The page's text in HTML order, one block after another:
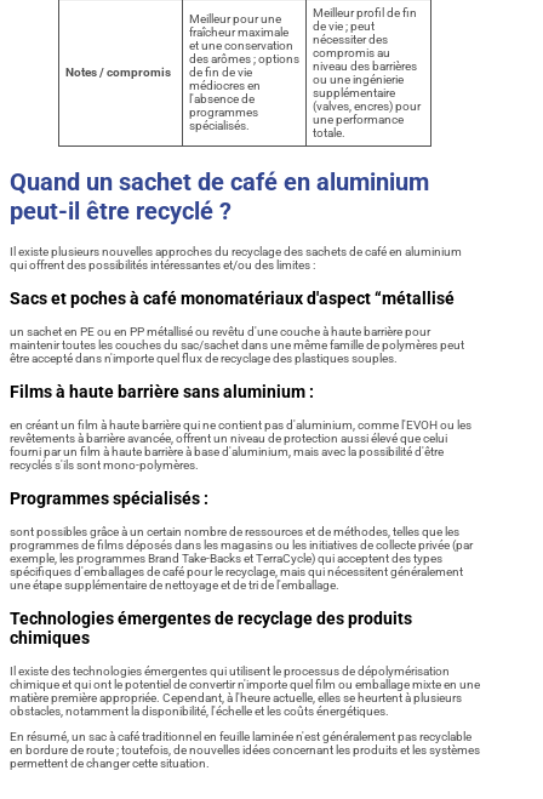
Notes / compromis
Meilleur pour une
fraîcheur maximale
et une conservation
des arômes ; options
de fin de vie
médiocres en
l'absence de
programmes
spécialisés.
Meilleur profil de fin
de vie ; peut
nécessiter des
compromis au
niveau des barrières
ou une ingénierie
supplémentaire
(valves, encres) pour
une performance
totale.
Quand un sachet de café en aluminium
peut-il être recyclé ?
Il existe plusieurs nouvelles approches du recyclage des sachets de café en aluminium
qui offrent des possibilités intéressantes et/ou des limites :
Sacs et poches à café monomatériaux d'aspect “métallisé
un sachet en PE ou en PP métallisé ou revêtu d'une couche à haute barrière pour
maintenir toutes les couches du sac/sachet dans une même famille de polymères peut
être accepté dans n'importe quel flux de recyclage des plastiques souples.
Films à haute barrière sans aluminium :
en créant un film à haute barrière qui ne contient pas d'aluminium, comme l'EVOH ou les
revêtements à barrière avancée, offrent un niveau de protection aussi élevé que celui
fourni par un film à haute barrière à base d'aluminium, mais avec la possibilité d'être
recyclés s'ils sont mono-polymères.
Programmes spécialisés :
sont possibles grâce à un certain nombre de ressources et de méthodes, telles que les
programmes de films déposés dans les magasins ou les initiatives de collecte privée (par
exemple, les programmes Brand Take-Backs et TerraCycle) qui acceptent des types
spécifiques d'emballages de café pour le recyclage, mais qui nécessitent généralement
une étape supplémentaire de nettoyage et de tri de l'emballage.
Technologies émergentes de recyclage des produits
chimiques
Il existe des technologies émergentes qui utilisent le processus de dépolymérisation
chimique et qui ont le potentiel de convertir n'importe quel film ou emballage mixte en une
matière première appropriée. Cependant, à l'heure actuelle, elles se heurtent à plusieurs
obstacles, notamment la disponibilité, l'échelle et les coûts énergétiques.
En résumé, un sac à café traditionnel en feuille laminée n'est généralement pas recyclable
en bordure de route ; toutefois, de nouvelles idées concernant les produits et les systèmes
permettent de changer cette situation.